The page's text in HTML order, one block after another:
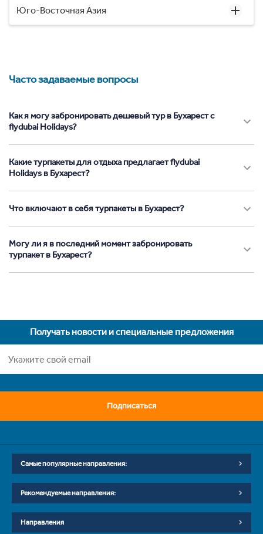
Юго-Восточная Азия
Часто задаваемые вопросы
Как я могу забронировать дешевый тур в Бухарест с
flydubai Holidays?
Какие турпакеты для отдыха предлагает flydubai
Holidays в Бухарест?
Что включают в себя турпакеты в Бухарест?
Могу ли я в последний момент забронировать
турпакет в Бухарест?
Получать новости и специальные предложения
Подписаться
Самые популярные направления:
Рекомендуемые направления:
Направления